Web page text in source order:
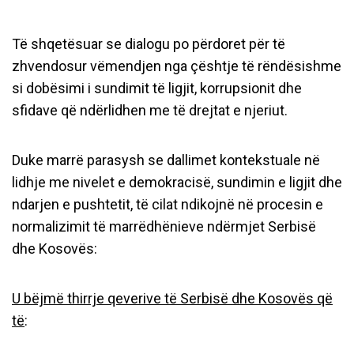
Të shqetësuar se dialogu po përdoret për të
zhvendosur vëmendjen nga çështje të rëndësishme
si dobësimi i sundimit të ligjit, korrupsionit dhe
sfidave që ndërlidhen me të drejtat e njeriut.
Duke marrë parasysh se dallimet kontekstuale në
lidhje me nivelet e demokracisë, sundimin e ligjit dhe
ndarjen e pushtetit, të cilat ndikojnë në procesin e
normalizimit të marrëdhënieve ndërmjet Serbisë
dhe Kosovës:
U bëjmë thirrje qeverive të Serbisë dhe Kosovës që
të: